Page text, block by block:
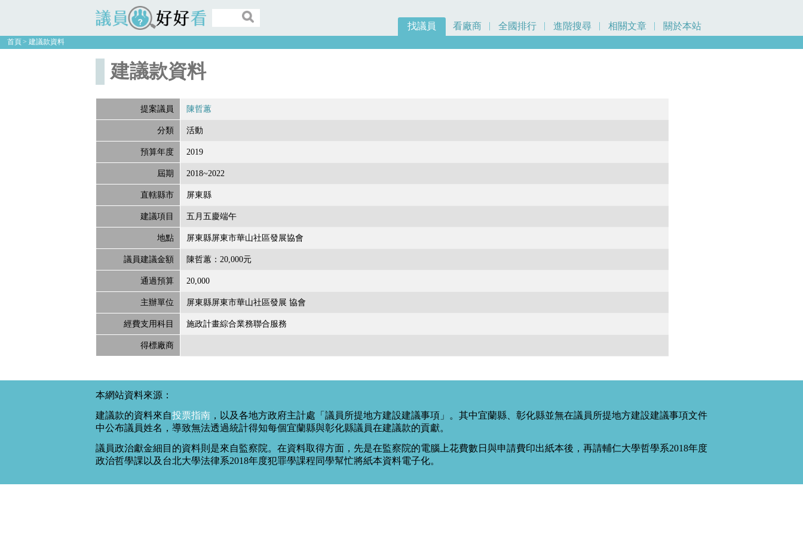
議員好好看
找議員 看廠商 全國排行 進階搜尋 相關文章 關於本站
首頁 建議款資料
建議款資料
提案議員 陳哲蕙
分類 活動
預算年度 2019
屆期 2018~2022
直轄縣市 屏東縣
建議項目 五月五慶端午
地點 屏東縣屏東市華山社區發展協會
議員建議金額 陳哲蕙：20,000元
通過預算 20,000
主辦單位 屏東縣屏東市華山社區發展 協會
經費支用科目 施政計畫綜合業務聯合服務
得標廠商
本網站資料來源：
建議款的資料來自投票指南 ，以及各地方政府主計處「議員所提地方建設建議事項」。其中宜蘭縣、彰化縣並無在議員所提地方建設建議事項文件
中公布議員姓名，導致無法透過統計得知每個宜蘭縣與彰化縣議員在建議款的貢獻。
議員政治獻金細目的資料則是來自監察院。在資料取得方面，先是在監察院的電腦上花費數日與申請費印出紙本後，再請輔仁大學哲學系2018年度
政治哲學課以及台北大學法律系2018年度犯罪學課程同學幫忙將紙本資料電子化。